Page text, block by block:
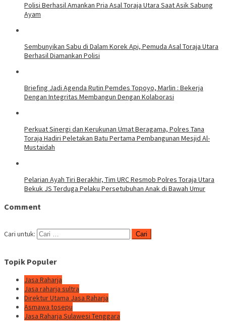
Polisi Berhasil Amankan Pria Asal Toraja Utara Saat Asik Sabung
Ayam
Sembunyikan Sabu di Dalam Korek Api, Pemuda Asal Toraja Utara
Berhasil Diamankan Polisi
Briefing Jadi Agenda Rutin Pemdes Topoyo, Marlin : Bekerja
Dengan Integritas Membangun Dengan Kolaborasi
Perkuat Sinergi dan Kerukunan Umat Beragama, Polres Tana
Toraja Hadiri Peletakan Batu Pertama Pembangunan Mesjid Al-
Mustaidah
Pelarian Ayah Tiri Berakhir, Tim URC Resmob Polres Toraja Utara
Bekuk JS Terduga Pelaku Persetubuhan Anak di Bawah Umur
Comment
Cari untuk:
Topik Populer
Jasa Raharja
Jasa raharja sultra
Direktur Utama Jasa Raharja
Asmawa tosepu
Jasa Raharja Sulawesi Tenggara